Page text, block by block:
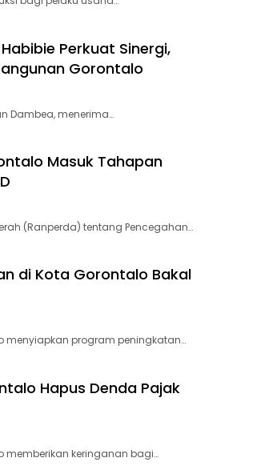
Perkuat Sinergi,
Gorontalo
Dambea, menerima…
Masuk Tahapan
(Ranperda) tentang Pencegahan…
di Kota Gorontalo Bakal
menyiapkan program peningkatan…
Hapus Denda Pajak
memberikan keringanan bagi…